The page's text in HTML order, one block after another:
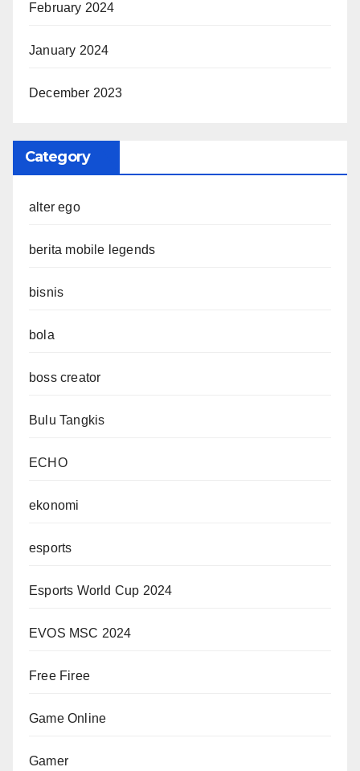
February 2024
January 2024
December 2023
Category
alter ego
berita mobile legends
bisnis
bola
boss creator
Bulu Tangkis
ECHO
ekonomi
esports
Esports World Cup 2024
EVOS MSC 2024
Free Firee
Game Online
Gamer